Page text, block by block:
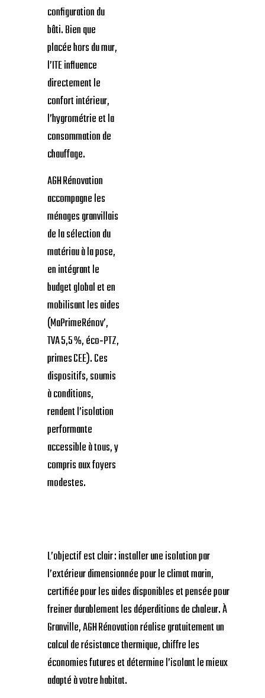
configuration du
bâti. Bien que
placée hors du mur,
l’ITE influence
directement le
confort intérieur,
l’hygrométrie et la
consommation de
chauffage.
AGH Rénovation
accompagne les
ménages granvillais
de la sélection du
matériau à la pose,
en intégrant le
budget global et en
mobilisant les aides
(MaPrimeRénov’,
TVA 5,5 %, éco‑PTZ,
primes CEE). Ces
dispositifs, soumis
à conditions,
rendent l’isolation
performante
accessible à tous, y
compris aux foyers
modestes.
L’objectif est clair : installer une isolation par
l’extérieur dimensionnée pour le climat marin,
certifiée pour les aides disponibles et pensée pour
freiner durablement les déperditions de chaleur. À
Granville, AGH Rénovation réalise gratuitement un
calcul de résistance thermique, chiffre les
économies futures et détermine l’isolant le mieux
adapté à votre habitat.